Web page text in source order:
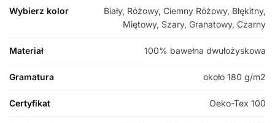
Wybierz kolor
Biały, Różowy, Ciemny Różowy, Błękitny,
Miętowy, Szary, Granatowy, Czarny
Materiał 100% bawełna dwułożyskowa
Gramatura około 180 g/m2
Certyfikat Oeko-Tex 100